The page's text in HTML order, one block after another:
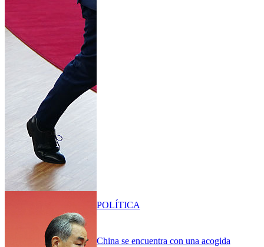
China se encuentra con una acogida
POLÍTICA